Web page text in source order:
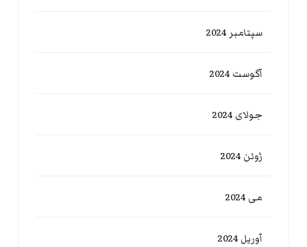
سپتامبر 2024
آگوست 2024
جولای 2024
ژوئن 2024
می 2024
آوریل 2024